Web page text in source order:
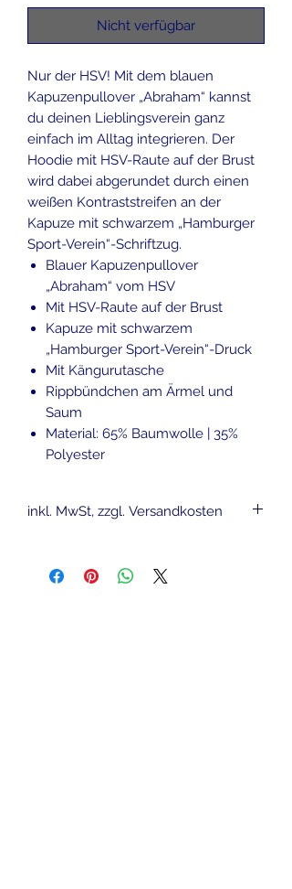
Nicht verfügbar
Nur der HSV! Mit dem blauen
Kapuzenpullover „Abraham“ kannst
du deinen Lieblingsverein ganz
einfach im Alltag integrieren. Der
Hoodie mit HSV-Raute auf der Brust
wird dabei abgerundet durch einen
weißen Kontraststreifen an der
Kapuze mit schwarzem „Hamburger
Sport-Verein“-Schriftzug.
Blauer Kapuzenpullover
„Abraham“ vom HSV
Mit HSV-Raute auf der Brust
Kapuze mit schwarzem
„Hamburger Sport-Verein“-Druck
Mit Kängurutasche
Rippbündchen am Ärmel und
Saum
Material: 65% Baumwolle | 35%
Polyester
inkl. MwSt, zzgl. Versandkosten